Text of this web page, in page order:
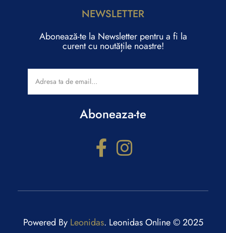
NEWSLETTER
Abonează-te la Newsletter pentru a fi la
curent cu noutățile noastre!
Aboneaza-te
Powered By Leonidas. Leonidas Online © 2025